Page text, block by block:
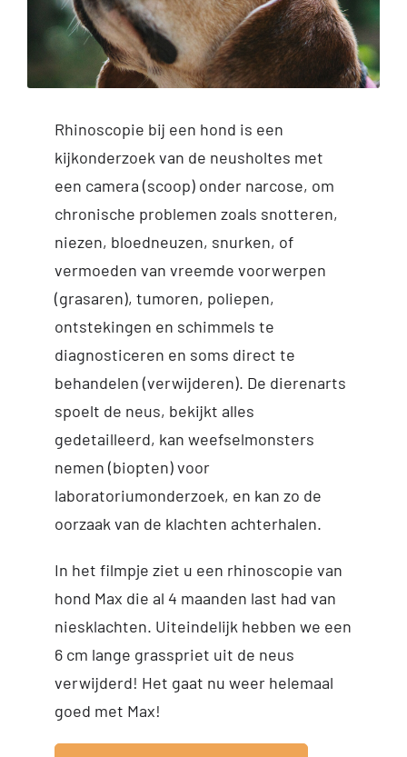
Inloggen Digi-Dap
Rhinoscopie bij een hond is een
kijkonderzoek van de neusholtes met
een camera (scoop) onder narcose, om
chronische problemen zoals snotteren,
niezen, bloedneuzen, snurken, of
vermoeden van vreemde voorwerpen
(grasaren), tumoren, poliepen,
ontstekingen en schimmels te
diagnosticeren en soms direct te
behandelen (verwijderen). De dierenarts
spoelt de neus, bekijkt alles
gedetailleerd, kan weefselmonsters
nemen (biopten) voor
laboratoriumonderzoek, en kan zo de
oorzaak van de klachten achterhalen.
In het filmpje ziet u een rhinoscopie van
hond Max die al 4 maanden last had van
niesklachten. Uiteindelijk hebben we een
6 cm lange grasspriet uit de neus
verwijderd! Het gaat nu weer helemaal
goed met Max!